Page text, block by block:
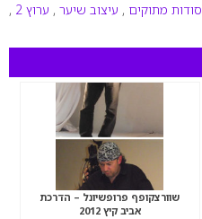
סודות מתוקים , עיצוב שיער , ערוץ 2
,
שוורצקופף פרופשיונל – הדרכת
אביב קיץ 2012